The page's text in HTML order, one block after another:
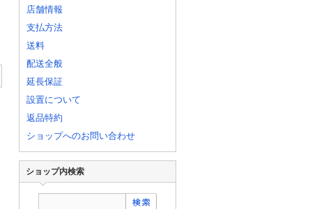
店舗情報
支払方法
送料
配送全般
延長保証
設置について
返品特約
ショップへのお問い合わせ
ショップ内検索